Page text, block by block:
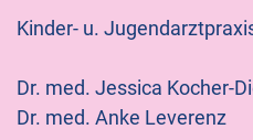
Kinder- u.
Dr. med. Jessica Kocher-
Dr. med. Anke Leverenz